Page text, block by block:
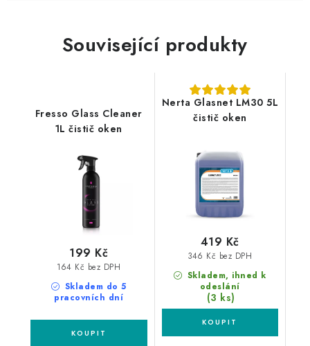
Související produkty
Fresso Glass Cleaner
1L čistič oken
Skladem do 5
pracovních dní
164 Kč bez DPH
199 Kč
Nerta Glasnet LM30 5L
čistič oken
Skladem, ihned k
odeslání
(3 ks)
346 Kč bez DPH
419 Kč